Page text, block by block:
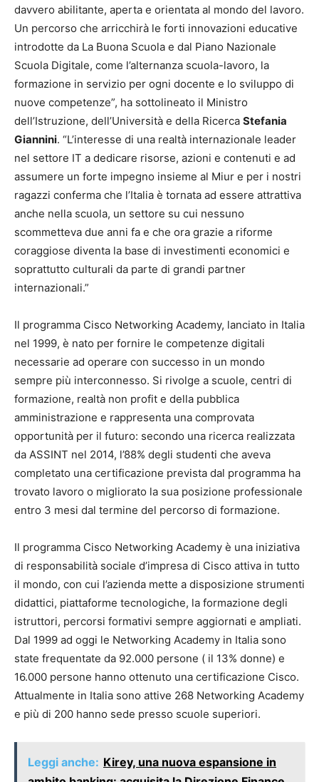
davvero abilitante, aperta e orientata al mondo del lavoro.
Un percorso che arricchirà le forti innovazioni educative
introdotte da La Buona Scuola e dal Piano Nazionale
Scuola Digitale, come l’alternanza scuola-lavoro, la
formazione in servizio per ogni docente e lo sviluppo di
nuove competenze”, ha sottolineato il Ministro
dell’Istruzione, dell’Università e della Ricerca Stefania
Giannini. “L’interesse di una realtà internazionale leader
nel settore IT a dedicare risorse, azioni e contenuti e ad
assumere un forte impegno insieme al Miur e per i nostri
ragazzi conferma che l’Italia è tornata ad essere attrattiva
anche nella scuola, un settore su cui nessuno
scommetteva due anni fa e che ora grazie a riforme
coraggiose diventa la base di investimenti economici e
soprattutto culturali da parte di grandi partner
internazionali.”
Il programma Cisco Networking Academy, lanciato in Italia
nel 1999, è nato per fornire le competenze digitali
necessarie ad operare con successo in un mondo
sempre più interconnesso. Si rivolge a scuole, centri di
formazione, realtà non profit e della pubblica
amministrazione e rappresenta una comprovata
opportunità per il futuro: secondo una ricerca realizzata
da ASSINT nel 2014, l’88% degli studenti che aveva
completato una certificazione prevista dal programma ha
trovato lavoro o migliorato la sua posizione professionale
entro 3 mesi dal termine del percorso di formazione.
Il programma Cisco Networking Academy è una iniziativa
di responsabilità sociale d’impresa di Cisco attiva in tutto
il mondo, con cui l’azienda mette a disposizione strumenti
didattici, piattaforme tecnologiche, la formazione degli
istruttori, percorsi formativi sempre aggiornati e ampliati.
Dal 1999 ad oggi le Networking Academy in Italia sono
state frequentate da 92.000 persone ( il 13% donne) e
16.000 persone hanno ottenuto una certificazione Cisco.
Attualmente in Italia sono attive 268 Networking Academy
e più di 200 hanno sede presso scuole superiori.
Leggi anche: Kirey, una nuova espansione in